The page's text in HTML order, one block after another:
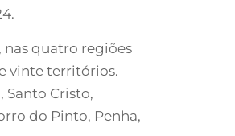
nas quatro regiões
vinte territórios.
Santo Cristo,
do Pinto, Penha,